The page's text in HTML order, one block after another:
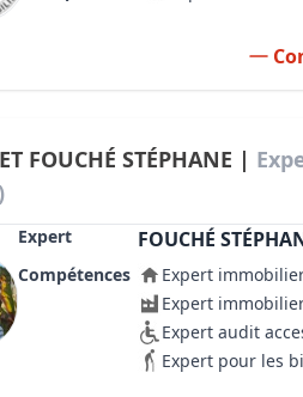
FOUCHÉ STÉPHANE |
Expert FOUCHÉ
Compétences
Expert
Expert
Expert audit
Expert pour les